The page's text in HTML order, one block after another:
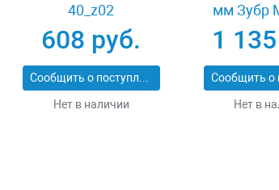
40_z02
608 руб.
Сообщить о поступлении
Нет в наличии
мм Зубр
1
Нет в